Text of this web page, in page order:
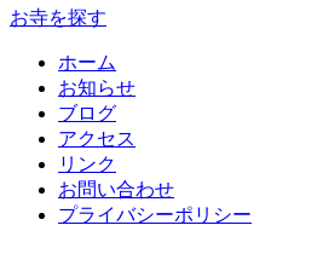
お寺を探す
ホーム
お知らせ
ブログ
アクセス
リンク
お問い合わせ
プライバシーポリシー